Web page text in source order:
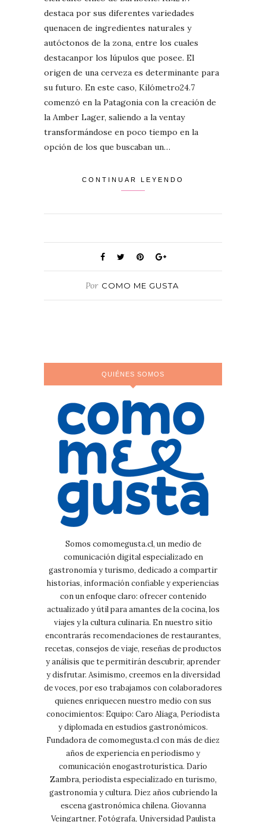
destaca por sus diferentes variedades
quenacen de ingredientes naturales y
autóctonos de la zona, entre los cuales
destacanpor los lúpulos que posee. El
origen de una cerveza es determinante para
su futuro. En este caso, Kilómetro24.7
comenzó en la Patagonia con la creación de
la Amber Lager, saliendo a la ventay
transformándose en poco tiempo en la
opción de los que buscaban un…
CONTINUAR LEYENDO
Por COMO ME GUSTA
QUIÉNES SOMOS
Somos comomegusta.cl, un medio de
comunicación digital especializado en
gastronomía y turismo, dedicado a compartir
historias, información confiable y experiencias
con un enfoque claro: ofrecer contenido
actualizado y útil para amantes de la cocina, los
viajes y la cultura culinaria. En nuestro sitio
encontrarás recomendaciones de restaurantes,
recetas, consejos de viaje, reseñas de productos
y análisis que te permitirán descubrir, aprender
y disfrutar. Asimismo, creemos en la diversidad
de voces, por eso trabajamos con colaboradores
quienes enriquecen nuestro medio con sus
conocimientos: Equipo: Caro Aliaga, Periodista
y diplomada en estudios gastronómicos.
Fundadora de comomegusta.cl con más de diez
años de experiencia en periodismo y
comunicación enogastroturística. Darío
Zambra, periodista especializado en turismo,
gastronomía y cultura. Diez años cubriendo la
escena gastronómica chilena. Giovanna
Veingartner, Fotógrafa, Universidad Paulista